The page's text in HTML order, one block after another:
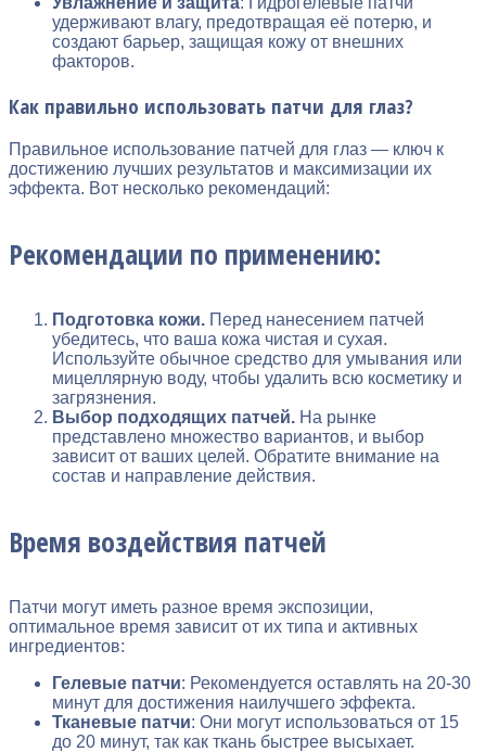
удерживают влагу, предотвращая её потерю, и
создают барьер, защищая кожу от внешних
факторов.
Как правильно использовать патчи для глаз?
Правильное использование патчей для глаз — ключ к
достижению лучших результатов и максимизации их
эффекта. Вот несколько рекомендаций:
Рекомендации по применению:
Подготовка кожи. Перед нанесением патчей
убедитесь, что ваша кожа чистая и сухая.
Используйте обычное средство для умывания или
мицеллярную воду, чтобы удалить всю косметику и
загрязнения.
Выбор подходящих патчей. На рынке
представлено множество вариантов, и выбор
зависит от ваших целей. Обратите внимание на
состав и направление действия.
Время воздействия патчей
Патчи могут иметь разное время экспозиции,
оптимальное время зависит от их типа и активных
ингредиентов:
Гелевые патчи: Рекомендуется оставлять на 20-30
минут для достижения наилучшего эффекта.
Тканевые патчи: Они могут использоваться от 15
до 20 минут, так как ткань быстрее высыхает.